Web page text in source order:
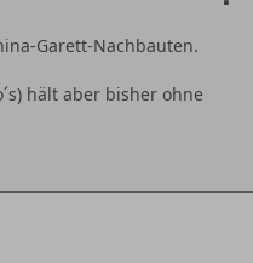
Garett-Nachbauten.
hält aber bisher ohne